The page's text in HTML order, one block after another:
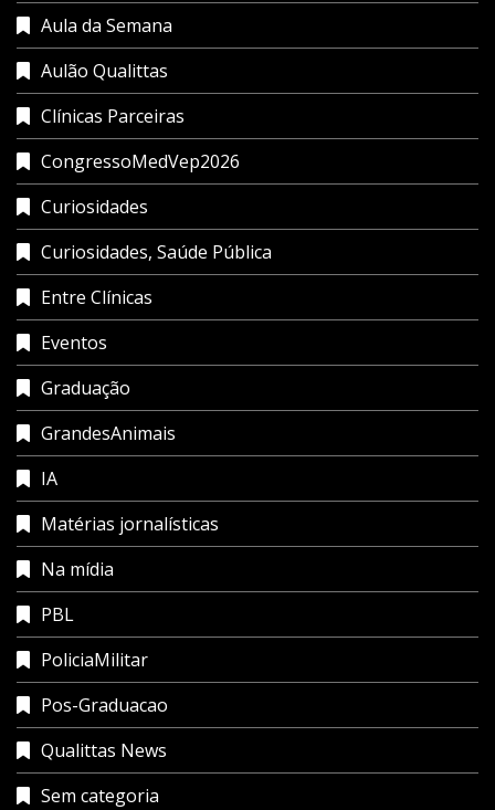
Aula da Semana
Aulão Qualittas
Clínicas Parceiras
CongressoMedVep2026
Curiosidades
Curiosidades, Saúde Pública
Entre Clínicas
Eventos
Graduação
GrandesAnimais
IA
Matérias jornalísticas
Na mídia
PBL
PoliciaMilitar
Pos-Graduacao
Qualittas News
Sem categoria